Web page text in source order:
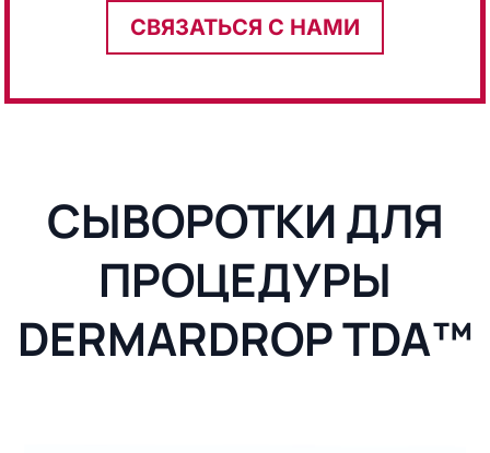
СВЯЗАТЬСЯ С НАМИ
СЫВОРОТКИ ДЛЯ
ПРОЦЕДУРЫ
DERMARDROP TDA™